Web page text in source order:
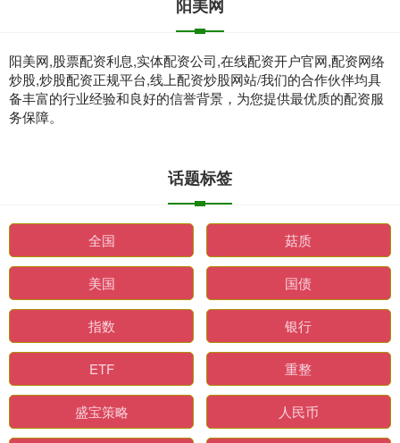
阳美网
阳美网,股票配资利息,实体配资公司,在线配资开户官网,配资网络
炒股,炒股配资正规平台,线上配资炒股网站/我们的合作伙伴均具
备丰富的行业经验和良好的信誉背景，为您提供最优质的配资服
务保障。
话题标签
全国 菇质
美国 国债
指数 银行
ETF 重整
盛宝策略 人民币